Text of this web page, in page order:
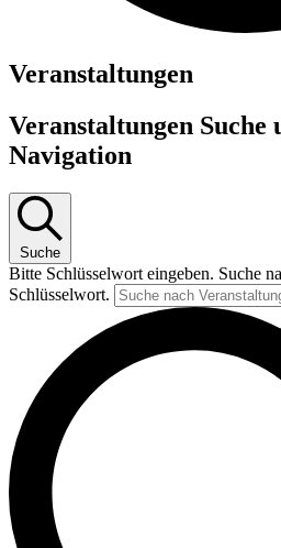
Veranstaltungen
Veranstaltungen Suche
Navigation
Suche
Bitte Schlüsselwort eingeben. Suche
Schlüsselwort.